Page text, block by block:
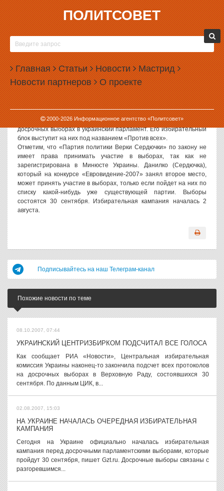
ПОЛИТСОВЕТ
Главная Статьи Новости Мастрид
Новости партнеров О проекте
2000-2026Информационное агентство «Политсовет»
08.08.2007, 09:31
ВЕРКА СЕРДЮЧКА ПРОВЕЛА СЪЕЗД СВОЕЙ
ПАРТИИ В ИНТЕРНЕТЕ
Накануне незарегистрированная «Партия политики Верки
Сердючки» провела интерактивный съезд в Интернете —
первый съезд в режиме онлайн на просторах Восточной Европы.
Мероприятие проводилось на форуме сайта в шуточной форме.
Напомним, Сергей Данилко (сценический псевдоним — Верка
Сердючка) ранее заявлял, что собирается участвовать в
досрочных выборах в украинский парламент. Его избирательный
блок выступит на них под названием «Против всех».
Отметим, что «Партия политики Верки Сердючки» по закону не
имеет права принимать участие в выборах, так как не
зарегистрирована в Минюсте Украины. Данилко (Сердючка),
который на конкурсе «Евровидение-2007» занял второе место,
может принять участие в выборах, только если пойдет на них по
списку какой-нибудь уже существующей партии. Выборы
состоятся 30 сентября. Избирательная кампания началась 2
августа.
Подписывайтесь на наш Телеграм-канал
Похожие новости по теме
08.10.2007, 07:44
УКРАИНСКИЙ ЦЕНТРИЗБИРКОМ ПОДСЧИТАЛ ВСЕ ГОЛОСА
Как сообщает РИА «Новости», Центральная избирательная
комиссия Украины наконец-то закончила подсчет всех протоколов
на досрочных выборах в Верховную Раду, состоявшихся 30
сентября. По данным ЦИК, в...
02.08.2007, 15:03
НА УКРАИНЕ НАЧАЛАСЬ ОЧЕРЕДНАЯ ИЗБИРАТЕЛЬНАЯ
КАМПАНИЯ
Сегодня на Украине официально началась избирательная
кампания перед досрочными парламентскими выборами, которые
пройдут 30 сентября, пишет Gzt.ru. Досрочные выборы связаны с
разгоревшимся...